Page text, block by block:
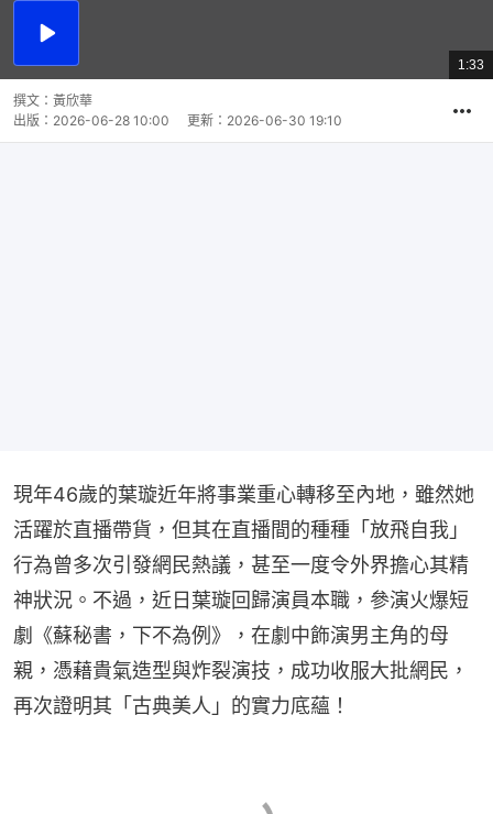
播
總
共
1:33
撰文： 黃欣華
出版： 2026-06-28 10:00 更新： 2026-06-30 19:10
現年46歲的葉璇近年將事業重心轉移至內地，雖然她
活躍於直播帶貨，但其在直播間的種種「放飛自我」
行為曾多次引發網民熱議，甚至一度令外界擔心其精
神狀況。不過，近日葉璇回歸演員本職，參演火爆短
劇《蘇秘書，下不為例》，在劇中飾演男主角的母
親，憑藉貴氣造型與炸裂演技，成功收服大批網民，
再次證明其「古典美人」的實力底蘊！